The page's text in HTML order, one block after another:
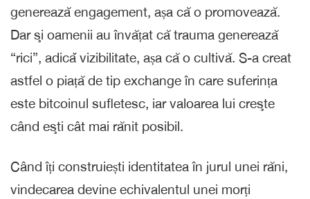
generează engagement, așa că o promovează.
Dar şi oamenii au învățat că trauma generează
“rici”, adicǎ vizibilitate, așa că o cultivă. S-a creat
astfel o piață de tip exchange în care suferința
este bitcoinul sufletesc, iar valoarea lui creşte
când eşti cât mai rănit posibil.
Când îți construiești identitatea în jurul unei răni,
vindecarea devine echivalentul unei morți